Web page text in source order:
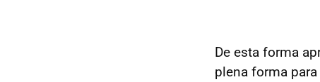
De esta forma
plena forma